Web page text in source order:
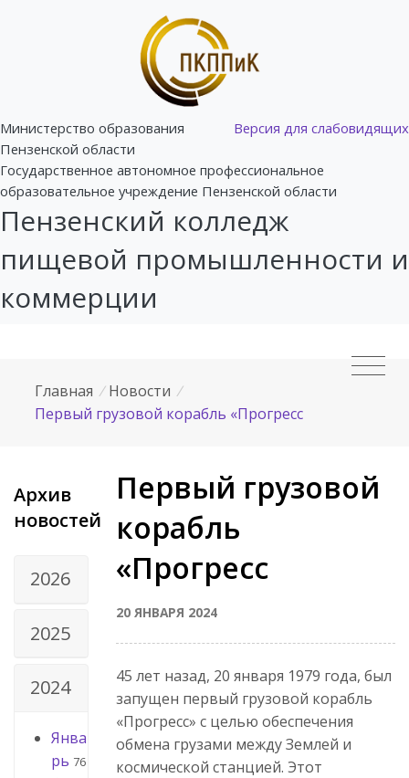
Версия для слабовидящих
Министерство образования
Пензенской области
Государственное автономное профессиональное
образовательное учреждение Пензенской области
Пензенский колледж
пищевой промышленности и
коммерции
Главная / Новости /
Первый грузовой корабль «Прогресс
Архив
новостей
2026
2025
2024
Янва
рь 76
Первый грузовой
корабль
«Прогресс
20 ЯНВАРЯ 2024
45 лет назад, 20 января 1979 года, был
запущен первый грузовой корабль
«Прогресс» с целью обеспечения
обмена грузами между Землей и
космической станцией. Этот